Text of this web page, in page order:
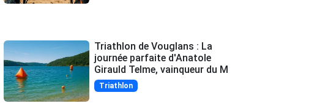
Triathlon de Vouglans : La
journée parfaite d'Anatole
Girauld Telme, vainqueur du M
Triathlon